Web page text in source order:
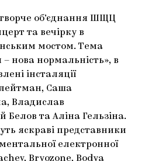
творче об’єднання ШЩЦ
та вечірку в
мостом. Тема
нова нормальність», в
інсталяції
Саша
Владислав
Белов та Аліна Гельзіна.
яскраві представники
електронної
Bryozone, Bodya